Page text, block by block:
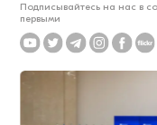
Подписывайтесь на нас в
первыми